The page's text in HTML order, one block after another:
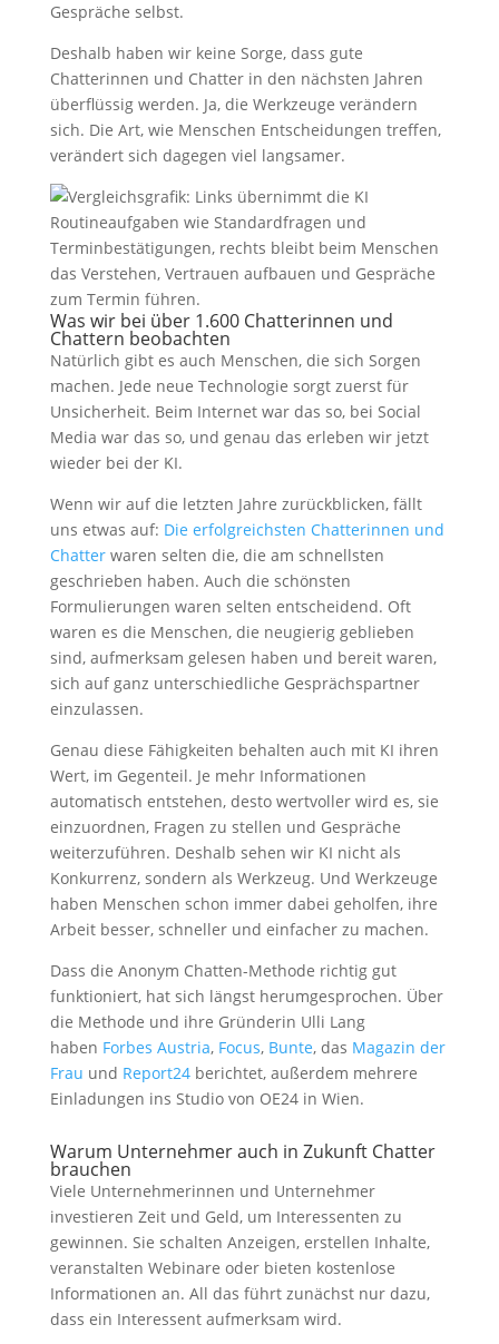
Gespräche selbst.
Deshalb haben wir keine Sorge, dass gute
Chatterinnen und Chatter in den nächsten Jahren
überflüssig werden. Ja, die Werkzeuge verändern
sich. Die Art, wie Menschen Entscheidungen treffen,
verändert sich dagegen viel langsamer.
Was wir bei über 1.600 Chatterinnen und
Chattern beobachten
Natürlich gibt es auch Menschen, die sich Sorgen
machen. Jede neue Technologie sorgt zuerst für
Unsicherheit. Beim Internet war das so, bei Social
Media war das so, und genau das erleben wir jetzt
wieder bei der KI.
Wenn wir auf die letzten Jahre zurückblicken, fällt
uns etwas auf: Die erfolgreichsten Chatterinnen und
Chatterwaren selten die, die am schnellsten
geschrieben haben. Auch die schönsten
Formulierungen waren selten entscheidend. Oft
waren es die Menschen, die neugierig geblieben
sind, aufmerksam gelesen haben und bereit waren,
sich auf ganz unterschiedliche Gesprächspartner
einzulassen.
Genau diese Fähigkeiten behalten auch mit KI ihren
Wert, im Gegenteil. Je mehr Informationen
automatisch entstehen, desto wertvoller wird es, sie
einzuordnen, Fragen zu stellen und Gespräche
weiterzuführen. Deshalb sehen wir KI nicht als
Konkurrenz, sondern als Werkzeug. Und Werkzeuge
haben Menschen schon immer dabei geholfen, ihre
Arbeit besser, schneller und einfacher zu machen.
Dass die Anonym Chatten-Methode richtig gut
funktioniert, hat sich längst herumgesprochen. Über
die Methode und ihre Gründerin Ulli Lang
haben Forbes Austria, Focus, Bunte, das Magazin der
Frau und Report24berichtet, außerdem mehrere
Einladungen ins Studio von OE24 in Wien.
Warum Unternehmer auch in Zukunft Chatter
brauchen
Viele Unternehmerinnen und Unternehmer
investieren Zeit und Geld, um Interessenten zu
gewinnen. Sie schalten Anzeigen, erstellen Inhalte,
veranstalten Webinare oder bieten kostenlose
Informationen an. All das führt zunächst nur dazu,
dass ein Interessent aufmerksam wird.